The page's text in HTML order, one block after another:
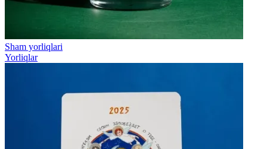
Sham yorliqlari
Yorliqlar